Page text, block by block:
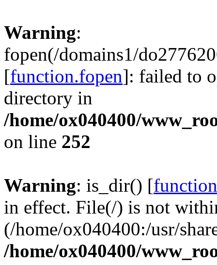
Warning:
fopen(/domains1/
[function.fopen]: failed to
directory in
/home/ox040400/
on line 252
Warning: is_dir() [
in effect. File(/) is not
(/home/ox040400:/usr/
/home/ox040400/